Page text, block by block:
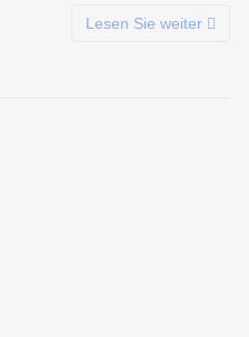
Lesen Sie weiter